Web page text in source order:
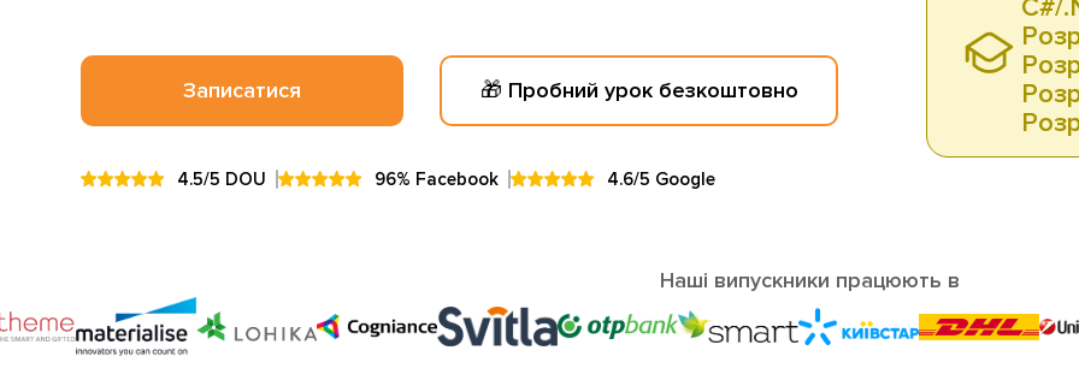
Записатися 🎁 Пробний урок безкоштовно
4.5/5 DOU 96% Facebook 4.6/5 Google
C#/
Наші випускники працюють в